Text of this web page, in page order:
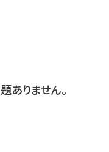
ありません。